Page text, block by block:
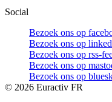
Social
Bezoek ons op
Bezoek ons op
Bezoek ons op rss-
Bezoek ons op
Bezoek ons op
© 2026 Euractiv FR